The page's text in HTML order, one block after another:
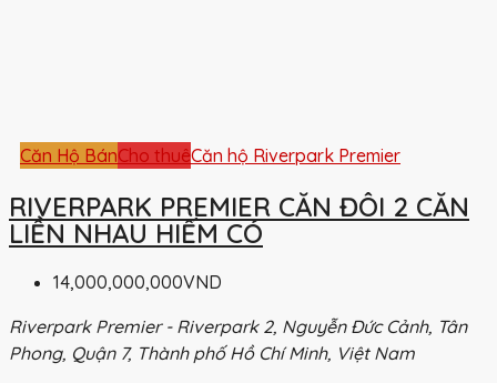
Căn Hộ BánCho thuêCăn hộ Riverpark Premier
RIVERPARK PREMIER CĂN ĐÔI 2 CĂN
LIỀN NHAU HIẾM CÓ
14,000,000,000VND
Riverpark Premier - Riverpark 2, Nguyễn Đức Cảnh, Tân
Phong, Quận 7, Thành phố Hồ Chí Minh, Việt Nam